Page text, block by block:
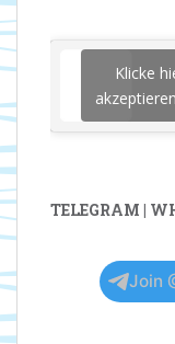
Klicke
TELEGRAM |
Join